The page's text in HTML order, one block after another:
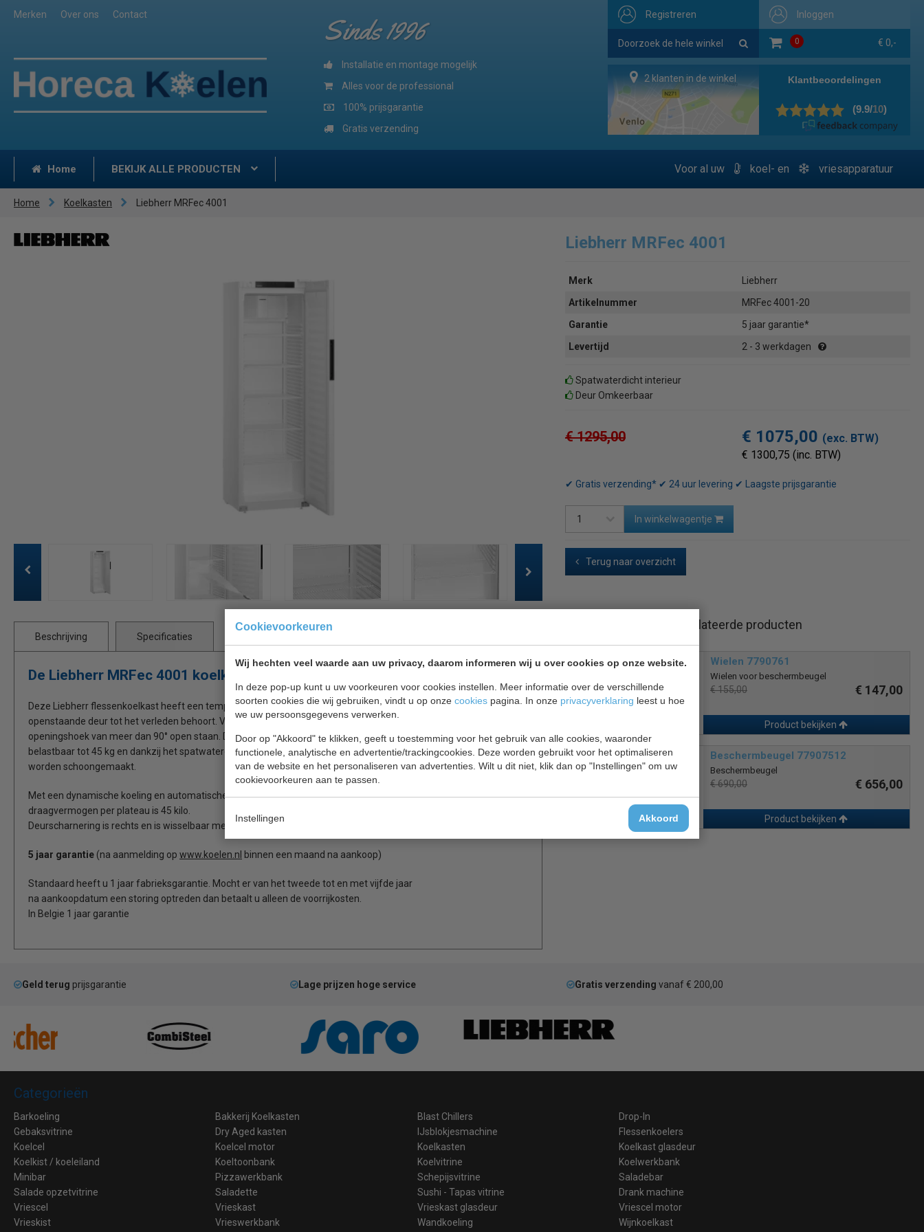
Cookievoorkeuren
Wij hechten veel waarde aan uw privacy, daarom informeren wij u over cookies op onze website.
In deze pop-up kunt u uw voorkeuren voor cookies instellen. Meer informatie over de verschillende
soorten cookies die wij gebruiken, vindt u op onze cookies pagina. In onze privacyverklaring leest u hoe
we uw persoonsgegevens verwerken.
Door op "Akkoord" te klikken, geeft u toestemming voor het gebruik van alle cookies, waaronder
functionele, analytische en advertentie/trackingcookies. Deze worden gebruikt voor het optimaliseren
van de website en het personaliseren van advertenties. Wilt u dit niet, klik dan op "Instellingen" om uw
cookievoorkeuren aan te passen.
Instellingen Akkoord
Merken Over ons Contact Inloggen
0 € 0,-
Registreren
Sinds 1996
Installatie en montage mogelijk
Alles voor de professional
100% prijsgarantie
Gratis verzending
2 klanten in de winkel
Home BEKIJK ALLE PRODUCTEN Voor al uw koel- en vriesapparatuur
Home Koelkasten Liebherr MRFec 4001
Liebherr MRFec 4001
Merk
Liebherr
Artikelnummer
MRFec 4001-20
Garantie
5 jaar garantie*
Levertijd
2 - 3 werkdagen
Spatwaterdicht interieur
Deur Omkeerbaar
€ 1295,00 € 1075,00 (exc. BTW)
€ 1300,75 (inc. BTW)
✔ Gratis verzending* ✔ 24 uur levering ✔ Laagste prijsgarantie
In winkelwagentje
Terug naar overzicht
Beschrijving Specificaties
De Liebherr MRFec 4001 koelkast ideaal voor evenementen
Deze Liebherr flessenkoelkast heeft een temperatuurbereik van +2°C tot +9°C. De deur sluit vanzelf waardoor een
openstaande deur tot het verleden behoort. Voor het comfortabel vullen van de koelkast blijft de deur bij een
openingshoek van meer dan 90° open staan. De versterkte draagroosters met geïntegreerde uittrekstop zijn
belastbaar tot 45 kg en dankzij het spatwaterdichte interieur kan de koelkast na een evenement met de waterslang
worden schoongemaakt.
Met een dynamische koeling en automatische ontdooiing, 6 draagplateu's waarvan 5 in hoogte verstelbaar
draagvermogen per plateau is 45 kilo.
Deurscharnering is rechts en is wisselbaar met een geïntegreerde greep en een spatwaterdicht interieur.
5 jaar garantie (na aanmelding op www.koelen.nl binnen een maand na aankoop)
Standaard heeft u 1 jaar fabrieksgarantie. Mocht er van het tweede tot en met vijfde jaar
na aankoopdatum een storing optreden dan betaalt u alleen de voorrijkosten.
In Belgie 1 jaar garantie
Gerelateerde producten
Wielen 7790761
Wielen voor beschermbeugel
€ 155,00 € 147,00
Product bekijken
Beschermbeugel 77907512
Beschermbeugel
€ 690,00 € 656,00
Product bekijken
Geld terug prijsgarantie Lage prijzen hoge service Gratis verzending vanaf € 200,00
Categorieën
Barkoeling Bakkerij Koelkasten Blast Chillers
Drop-In
Gebaksvitrine
Dry Aged kasten IJsblokjesmachine
Flessenkoelers
Koelcel
Koelcel motor Koelkasten
Koelkast glasdeur
Koelkist / koeleiland
Koeltoonbank Koelvitrine
Koelwerkbank
Minibar
Pizzawerkbank Schepijsvitrine
Saladebar
Salade opzetvitrine
Saladette Sushi - Tapas vitrine
Drank machine
Vriescel
Vrieskast Vrieskast glasdeur
Vriescel motor
Vrieskist
Vrieswerkbank Wandkoeling
Wijnkoelkast